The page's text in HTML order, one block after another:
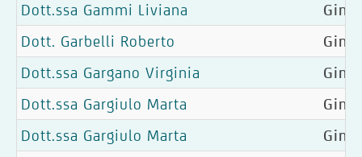
Dott.ssa Gammi Liviana
Dott. Garbelli Roberto
Dott.ssa Gargano Virginia
Dott.ssa Gargiulo Marta
Dott.ssa Gargiulo Marta